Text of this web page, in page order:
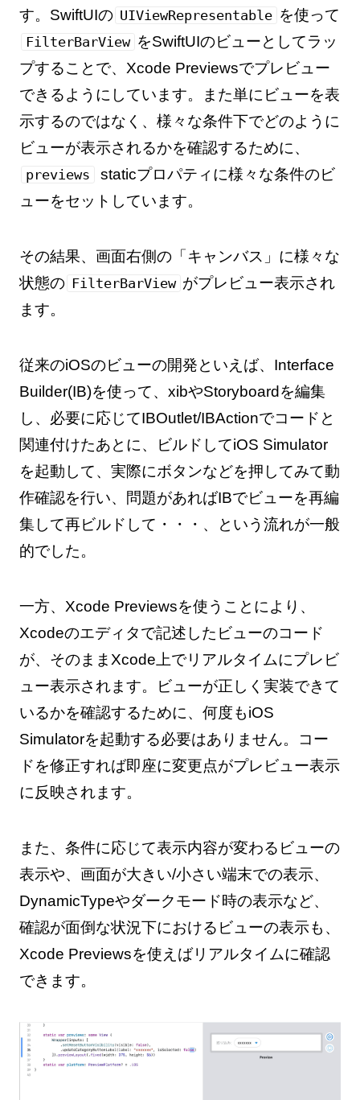
す。SwiftUIの UIViewRepresentable を使って
FilterBarView をSwiftUIのビューとしてラッ
プすることで、Xcode Previewsでプレビュー
できるようにしています。また単にビューを表
示するのではなく、様々な条件下でどのように
ビューが表示されるかを確認するために、
previews
staticプロパティに様々な条件のビ
ューをセットしています。
その結果、画面右側の「キャンバス」に様々な
状態の FilterBarView がプレビュー表示され
ます。
従来のiOSのビューの開発といえば、Interface
Builder(IB)を使って、xibやStoryboardを編集
し、必要に応じてIBOutlet/IBActionでコードと
関連付けたあとに、ビルドしてiOS Simulator
を起動して、実際にボタンなどを押してみて動
作確認を行い、問題があればIBでビューを再編
集して再ビルドして・・・、という流れが一般
的でした。
一方、Xcode Previewsを使うことにより、
Xcodeのエディタで記述したビューのコード
が、そのままXcode上でリアルタイムにプレビ
ュー表示されます。ビューが正しく実装できて
いるかを確認するために、何度もiOS
Simulatorを起動する必要はありません。コー
ドを修正すれば即座に変更点がプレビュー表示
に反映されます。
また、条件に応じて表示内容が変わるビューの
表示や、画面が大きい/小さい端末での表示、
DynamicTypeやダークモード時の表示など、
確認が面倒な状況下におけるビューの表示も、
Xcode Previewsを使えばリアルタイムに確認
できます。